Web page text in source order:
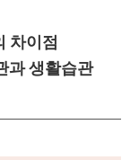
차이점
과 생활습관